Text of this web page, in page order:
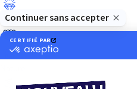
Luxe